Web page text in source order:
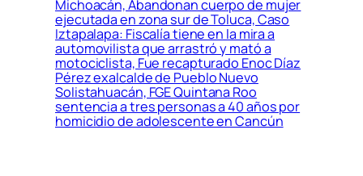
Michoacán, Abandonan cuerpo de mujer
ejecutada en zona sur de Toluca, Caso
Iztapalapa: Fiscalía tiene en la mira a
automovilista que arrastró y mató a
motociclista, Fue recapturado Enoc Díaz
Pérez exalcalde de Pueblo Nuevo
Solistahuacán, FGE Quintana Roo
sentencia a tres personas a 40 años por
homicidio de adolescente en Cancún